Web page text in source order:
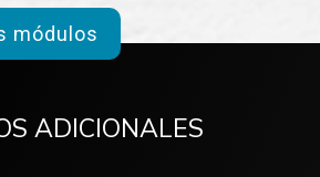
módulos
ADICIONALES